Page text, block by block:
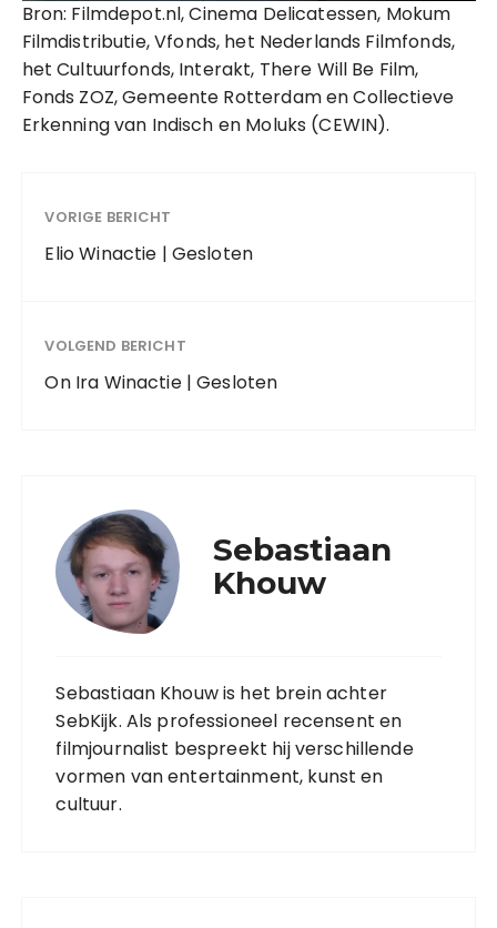
Bron: Filmdepot.nl, Cinema Delicatessen, Mokum
Filmdistributie, Vfonds, het Nederlands Filmfonds,
het Cultuurfonds, Interakt, There Will Be Film,
Fonds ZOZ, Gemeente Rotterdam en Collectieve
Erkenning van Indisch en Moluks (CEWIN).
VORIGE BERICHT
Elio Winactie | Gesloten
VOLGEND BERICHT
On Ira Winactie | Gesloten
Sebastiaan
Khouw
Sebastiaan Khouw is het brein achter
SebKijk. Als professioneel recensent en
filmjournalist bespreekt hij verschillende
vormen van entertainment, kunst en
cultuur.